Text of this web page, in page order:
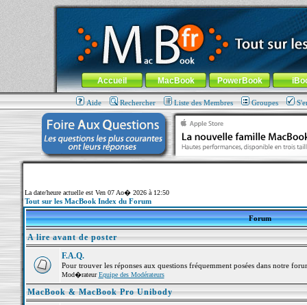
MacBook-fr.com : 100% Apple... 100% nomade !
Aller au contenu-Aller au menu général-Aller au menu de
Menu général
Accueil MacBook PowerBook
Aide Rechercher Liste des Membres Groupes
La date/heure actuelle est Ven 07 Ao� 2026 à 12:50
Tout sur les MacBook Index du Forum
Forum
A lire avant de poster
F.A.Q.
Pour trouver les réponses aux questions fréquemment posées dans notre
Mod�rateurEquipe des Modérateurs
MacBook & MacBook Pro Unibody